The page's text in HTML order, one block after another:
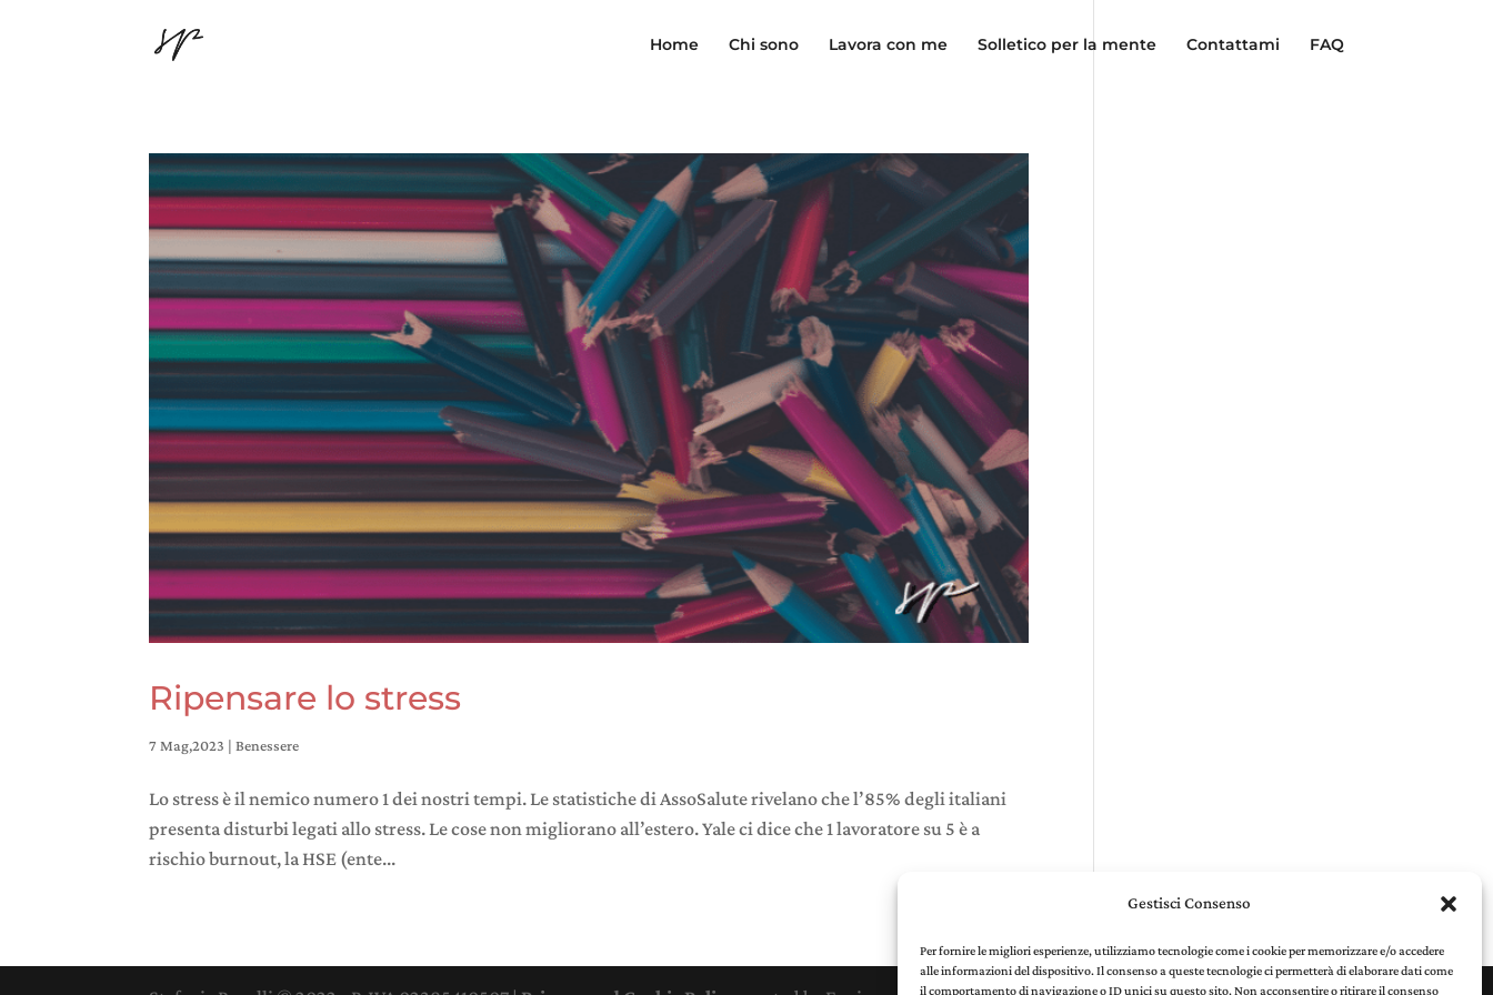
Gestisci Consenso
Per fornire le migliori esperienze, utilizziamo tecnologie come i cookie per memorizzare e/o accedere
alle informazioni del dispositivo. Il consenso a queste tecnologie ci permetterà di elaborare dati come
il comportamento di navigazione o ID unici su questo sito. Non acconsentire o ritirare il consenso
Home Chi sono Lavora con me Solletico per la mente Contattami FAQ
Ripensare lo stress
7 Mag,2023 |Benessere
Lo stress è il nemico numero 1 dei nostri tempi. Le statistiche di AssoSalute rivelano che l’85% degli italiani
presenta disturbi legati allo stress. Le cose non migliorano all’estero. Yale ci dice che 1 lavoratore su 5 è a
rischio burnout, la HSE (ente...